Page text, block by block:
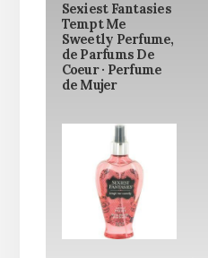
Sexiest Fantasies
Tempt Me
Sweetly Perfume,
de Parfums De
Coeur · Perfume
de Mujer